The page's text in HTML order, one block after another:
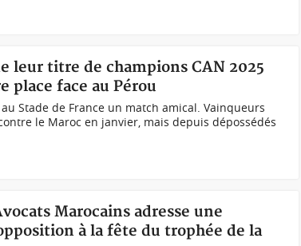
leur titre de champions CAN 2025
place face au Pérou
Stade de France un match amical. Vainqueurs
le Maroc en janvier, mais depuis dépossédés
Marocains adresse une
à la fête du trophée de la